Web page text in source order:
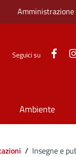
Zona
Seguici su
Ambiente
/ Insegne e